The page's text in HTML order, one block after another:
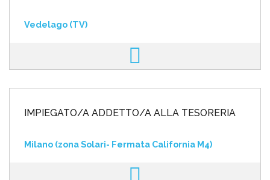
Vedelago (TV)
IMPIEGATO/A ADDETTO/A ALLA TESORERIA
Milano (zona Solari- Fermata California M4)